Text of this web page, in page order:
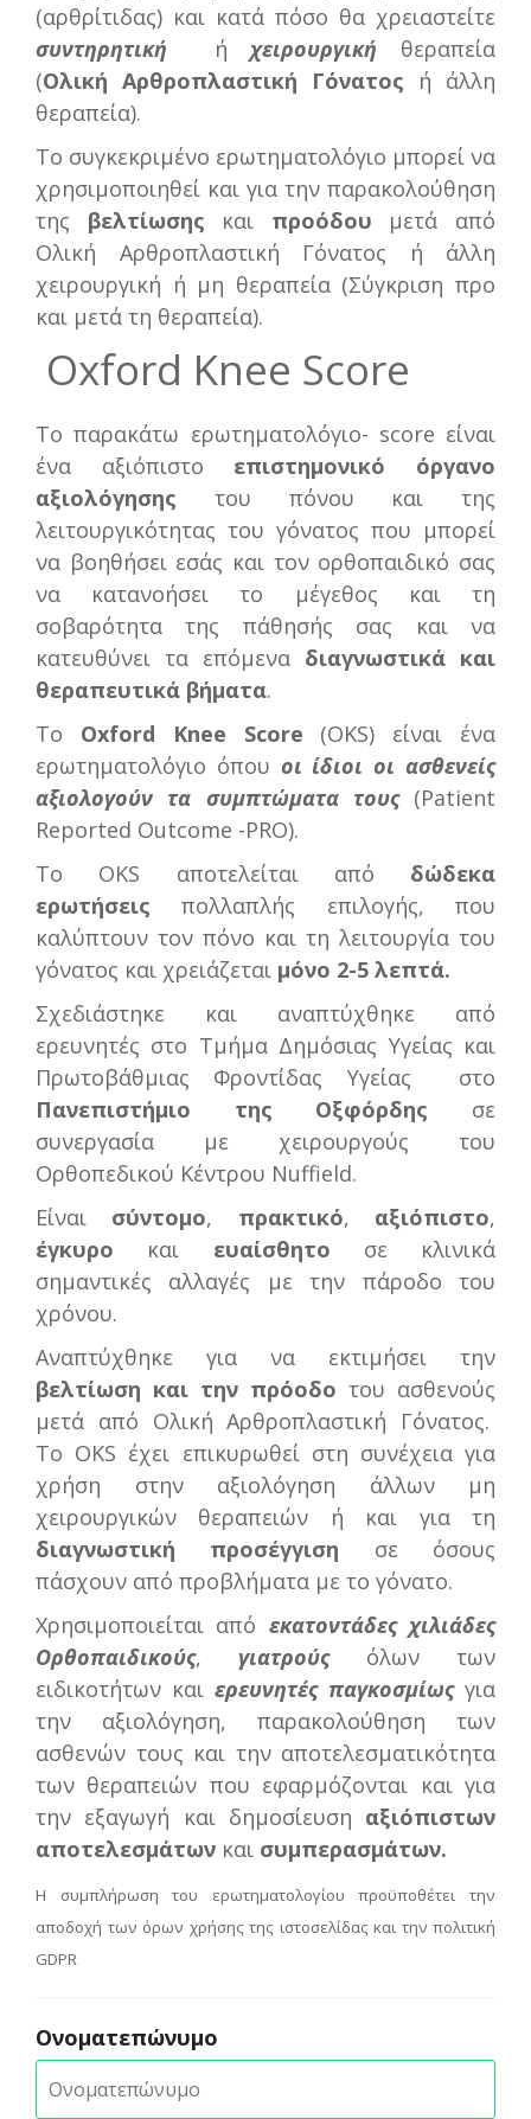
(αρθρίτιδας) και κατά πόσο θα χρειαστείτε
συντηρητική
ή χειρουργική θεραπεία
(Ολική Αρθροπλαστική Γόνατος ή άλλη
θεραπεία).
Το συγκεκριμένο ερωτηματολόγιο μπορεί να
χρησιμοποιηθεί και για την παρακολούθηση
της βελτίωσης και προόδου μετά από
Ολική Αρθροπλαστική Γόνατος ή άλλη
χειρουργική ή μη θεραπεία (Σύγκριση προ
και μετά τη θεραπεία).
Oxford Knee Score
Το παρακάτω ερωτηματολόγιο- score είναι
ένα αξιόπιστο επιστημονικό όργανο
αξιολόγησης του πόνου και της
λειτουργικότητας του γόνατος που μπορεί
να βοηθήσει εσάς και τον ορθοπαιδικό σας
να κατανοήσει το μέγεθος και τη
σοβαρότητα της πάθησής σας και να
κατευθύνει τα επόμενα διαγνωστικά και
θεραπευτικά βήματα.
Το Oxford Knee Score (OKS) είναι ένα
ερωτηματολόγιο όπου οι ίδιοι οι ασθενείς
αξιολογούν τα συμπτώματα τους (Patient
Reported Outcome -PRO).
Το OKS αποτελείται από δώδεκα
ερωτήσεις πολλαπλής επιλογής, που
καλύπτουν τον πόνο και τη λειτουργία του
γόνατος και χρειάζεται μόνο 2-5 λεπτά.
Σχεδιάστηκε και αναπτύχθηκε από
ερευνητές στο Τμήμα Δημόσιας Υγείας και
Πρωτοβάθμιας Φροντίδας Υγείας στο
Πανεπιστήμιο της Οξφόρδης σε
συνεργασία με χειρουργούς του
Ορθοπεδικού Κέντρου Nuffield.
Είναι σύντομο, πρακτικό, αξιόπιστο,
έγκυρο και ευαίσθητο σε κλινικά
σημαντικές αλλαγές με την πάροδο του
χρόνου.
Αναπτύχθηκε για να εκτιμήσει την
βελτίωση και την πρόοδο του ασθενούς
μετά από Ολική Αρθροπλαστική Γόνατος.
Το OKS έχει επικυρωθεί στη συνέχεια για
χρήση στην αξιολόγηση άλλων μη
χειρουργικών θεραπειών ή και για τη
διαγνωστική προσέγγιση σε όσους
πάσχουν από προβλήματα με το γόνατο.
Χρησιμοποιείται από εκατοντάδες χιλιάδες
Ορθοπαιδικούς, γιατρούςόλων των
ειδικοτήτων και ερευνητές παγκοσμίωςγια
την αξιολόγηση, παρακολούθηση των
ασθενών τους και την αποτελεσματικότητα
των θεραπειών που εφαρμόζονται και για
την εξαγωγή και δημοσίευση αξιόπιστων
αποτελεσμάτων και συμπερασμάτων.
Η συμπλήρωση του ερωτηματολογίου προϋποθέτει την
αποδοχή των όρων χρήσης της ιστοσελίδας και την πολιτική
GDPR
Ονοματεπώνυμο